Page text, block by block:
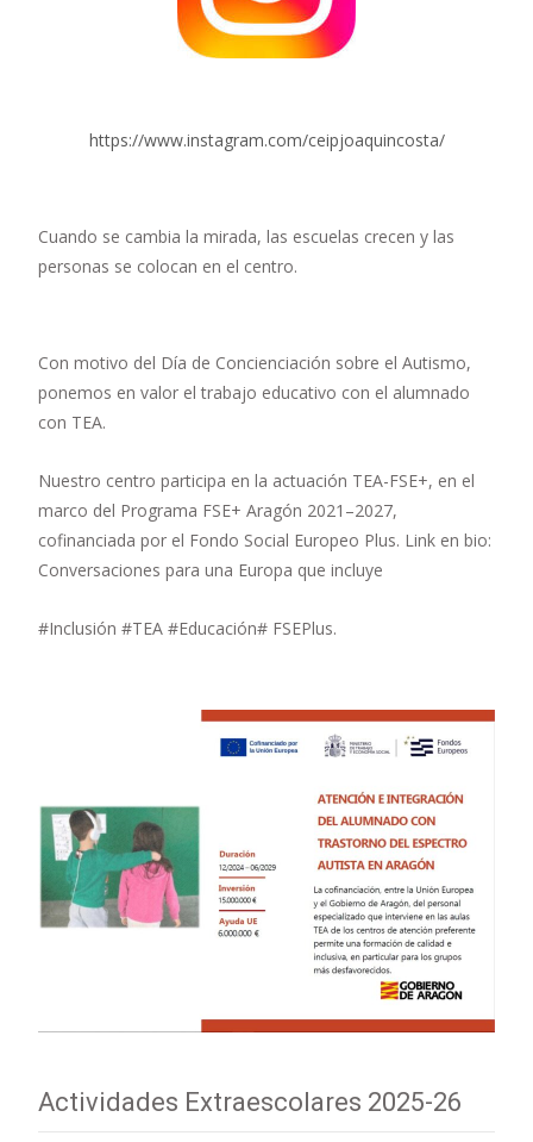
https://www.instagram.com/ceipjoaquincosta/
Cuando se cambia la mirada, las escuelas crecen y las
personas se colocan en el centro.
Con motivo del Día de Concienciación sobre el Autismo,
ponemos en valor el trabajo educativo con el alumnado
con TEA.
Nuestro centro participa en la actuación TEA-FSE+, en el
marco del Programa FSE+ Aragón 2021–2027,
cofinanciada por el Fondo Social Europeo Plus. Link en bio:
Conversaciones para una Europa que incluye
#Inclusión #TEA #Educación# FSEPlus.
Actividades Extraescolares 2025-26